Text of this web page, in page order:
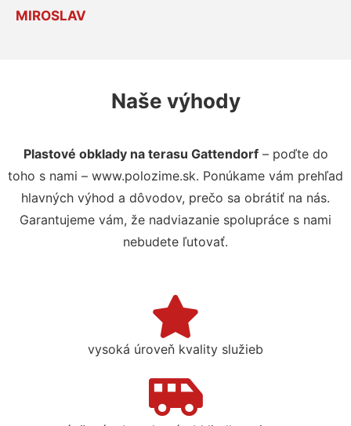
MIROSLAV
Naše výhody
Plastové obklady na terasu Gattendorf– poďte do
toho s nami – www.polozime.sk. Ponúkame vám prehľad
hlavných výhod a dôvodov, prečo sa obrátiť na nás.
Garantujeme vám, že nadviazanie spolupráce s nami
nebudete ľutovať.
vysoká úroveň kvality služieb